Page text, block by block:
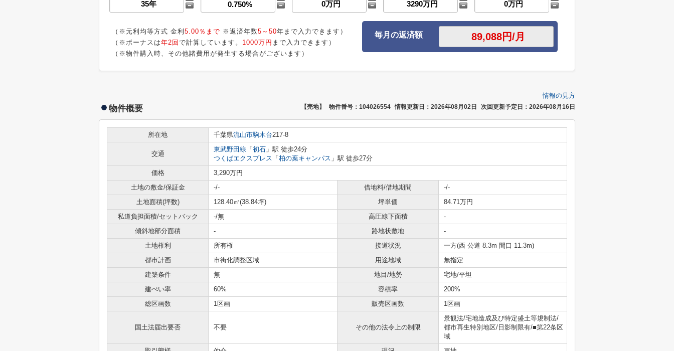
（※元利均等方式 金利 5.00％まで ※返済年数5～50年まで入力できます）
（※ボーナスは年2回 で計算しています。 1000万円 まで入力できます）
（※物件購入時、その他諸費用が発生する場合がございます）
毎月の返済額
情報の見方
物件概要 【売地】 物件番号：104026554 情報更新日：2026年08月02日 次回更新予定日：2026年08月16日
所在地 千葉県流山市駒木台217-8
交通
東武野田線 「 初石 」駅 徒歩24分
つくばエクスプレス 「 柏の葉キャンパス 」駅 徒歩27分
価格
3,290万円
土地の敷金/保証金
-/- 借地料/借地期間
-/-
土地面積(坪数)
128.40㎡(38.84坪) 坪単価
84.71万円
私道負担面積/セットバック
-/無 高圧線下面積
-
傾斜地部分面積
- 路地状敷地
-
土地権利
所有権 接道状況
一方(西 公道 8.3m 間口 11.3m)
都市計画
市街化調整区域 用途地域
無指定
建築条件
無 地目/地勢
宅地/平坦
建ぺい率
60% 容積率
200%
総区画数
1区画 販売区画数 1区画
国土法届出要否 不要 その他の法令上の制限
景観法/宅地造成及び特定盛土等規制法/
都市再生特別地区/日影制限有/■第22条区
域